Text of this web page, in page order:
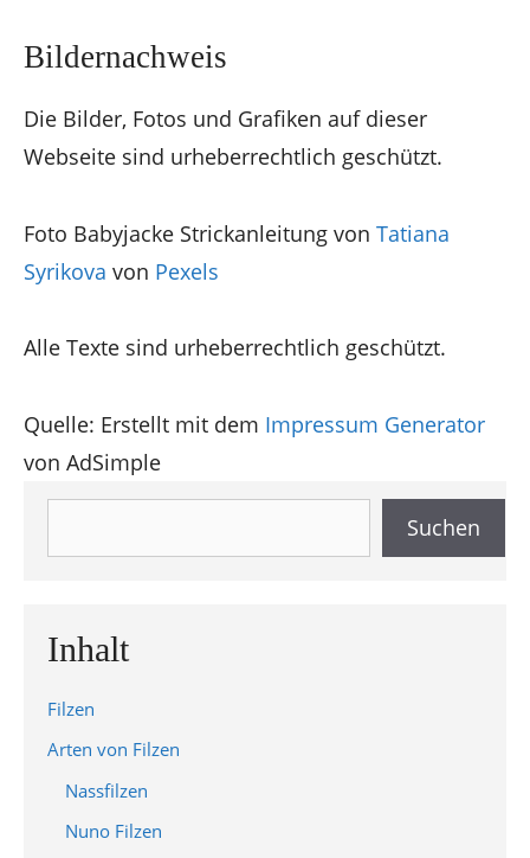
Bildernachweis
Die Bilder, Fotos und Grafiken auf dieser
Webseite sind urheberrechtlich geschützt.
Foto Babyjacke Strickanleitung von Tatiana
Syrikova von Pexels
Alle Texte sind urheberrechtlich geschützt.
Quelle: Erstellt mit dem Impressum Generator
von AdSimple
Suchen
Inhalt
Filzen
Arten von Filzen
Nassfilzen
Nuno Filzen